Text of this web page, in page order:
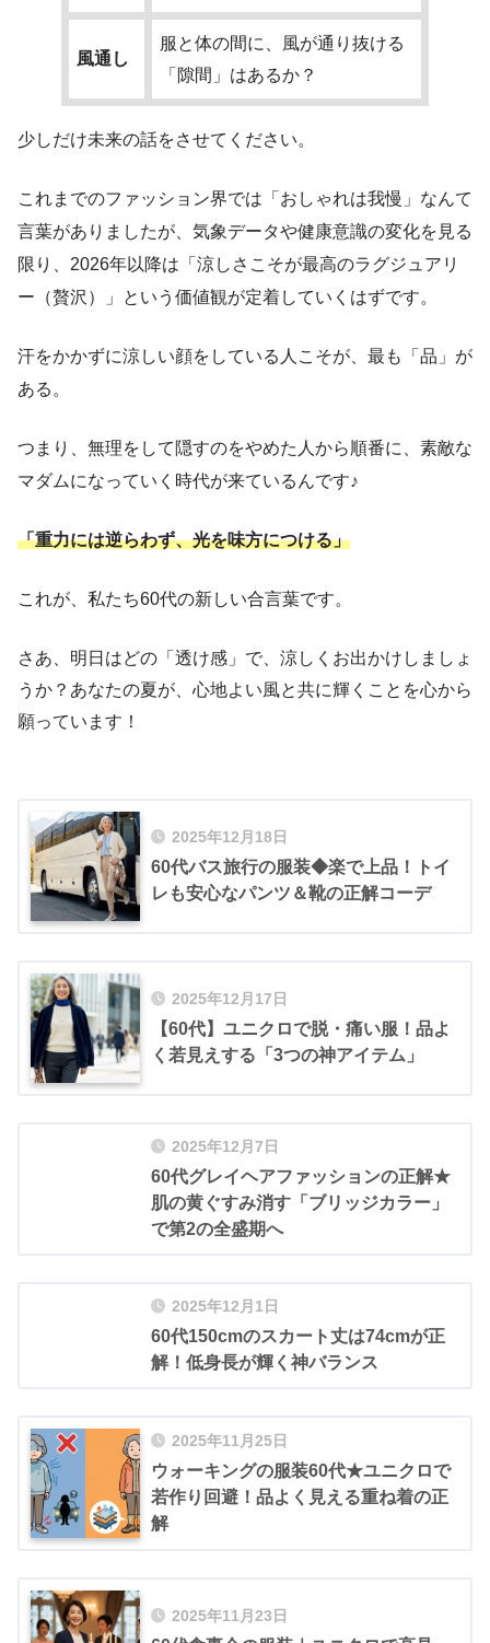
風通し
服と体の間に、風が通り抜ける
「隙間」はあるか？
少しだけ未来の話をさせてください。
これまでのファッション界では「おしゃれは我慢」なんて
言葉がありましたが、気象データや健康意識の変化を見る
限り、2026年以降は「涼しさこそが最高のラグジュアリ
ー（贅沢）」という価値観が定着していくはずです。
汗をかかずに涼しい顔をしている人こそが、最も「品」が
ある。
つまり、無理をして隠すのをやめた人から順番に、素敵な
マダムになっていく時代が来ているんです♪
「重力には逆らわず、光を味方につける」
これが、私たち60代の新しい合言葉です。
さあ、明日はどの「透け感」で、涼しくお出かけしましょ
うか？あなたの夏が、心地よい風と共に輝くことを心から
願っています！
2025年12月18日
60代バス旅行の服装◆楽で上品！トイ
レも安心なパンツ＆靴の正解コーデ
2025年12月17日
【60代】ユニクロで脱・痛い服！品よ
く若見えする「3つの神アイテム」
2025年12月7日
60代グレイヘアファッションの正解★
肌の黄ぐすみ消す「ブリッジカラー」
で第2の全盛期へ
2025年12月1日
60代150cmのスカート丈は74cmが正
解！低身長が輝く神バランス
2025年11月25日
ウォーキングの服装60代★ユニクロで
若作り回避！品よく見える重ね着の正
解
2025年11月23日